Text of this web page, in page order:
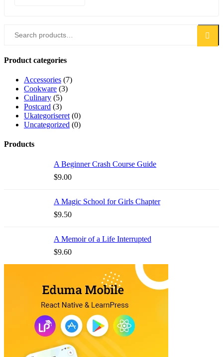
Search
Product categories
Accessories (7)
Cookware (3)
Culinary (5)
Postcard (3)
Ukategoriseret (0)
Uncategorized (0)
Products
A Beginner Crash Course Guide
$9.00
A Magic School for Girls Chapter
$9.50
A Memoir of a Life Interrupted
$9.60